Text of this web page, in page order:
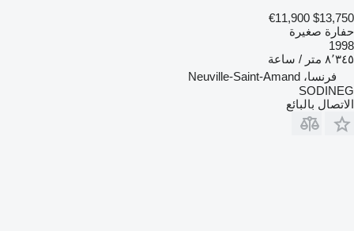
$13,750
€11,900
حفارة صغيرة
1998
٨٬٣٤٥ متر / ساعة
فرنسا، Neuville-Saint-Amand
SODINEG
الاتصال بالبائع